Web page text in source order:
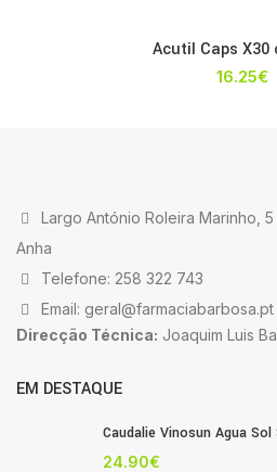
Acutil Caps
16.25€
Largo António Roleira Marinho,
Anha
Telefone: 258 322 743
Email: geral@farmaciabarbosa.pt
Direcção Técnica: Joaquim Luis
EM DESTAQUE
Caudalie Vinosun Agua Sol
24.90€